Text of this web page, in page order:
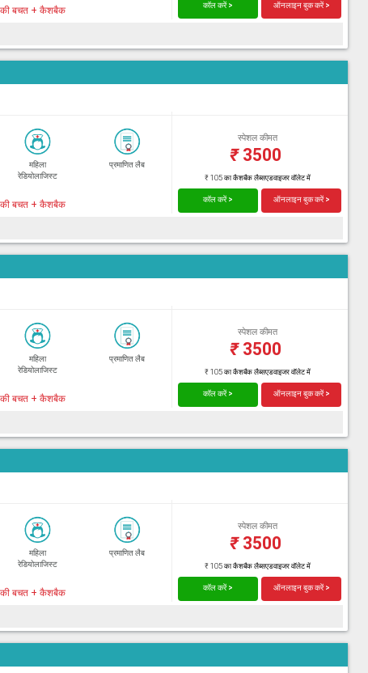
की बचत + कैशबैक कॉल करें > ऑनलाइन बुक करें >
महिला
रेडियोलाजिस्ट
प्रमाणित लैब
स्पेशल कीमत
₹3500
₹ 105 का कैशबैक लैब्सएडवाइजर वॉलेट में
की बचत + कैशबैक कॉल करें > ऑनलाइन बुक करें >
महिला
रेडियोलाजिस्ट
प्रमाणित लैब
स्पेशल कीमत
₹3500
₹ 105 का कैशबैक लैब्सएडवाइजर वॉलेट में
की बचत + कैशबैक कॉल करें > ऑनलाइन बुक करें >
महिला
रेडियोलाजिस्ट
प्रमाणित लैब
स्पेशल कीमत
₹3500
₹ 105 का कैशबैक लैब्सएडवाइजर वॉलेट में
की बचत + कैशबैक कॉल करें > ऑनलाइन बुक करें >